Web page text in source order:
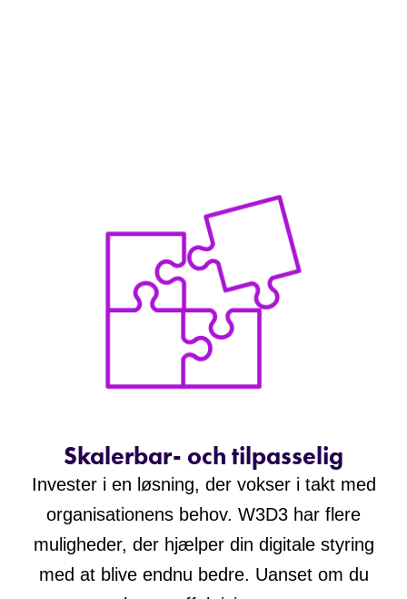
Skalerbar- och tilpasselig
Invester i en løsning, der vokser i takt med
organisationens behov. W3D3 har flere
muligheder, der hjælper din digitale styring
med at blive endnu bedre. Uanset om du